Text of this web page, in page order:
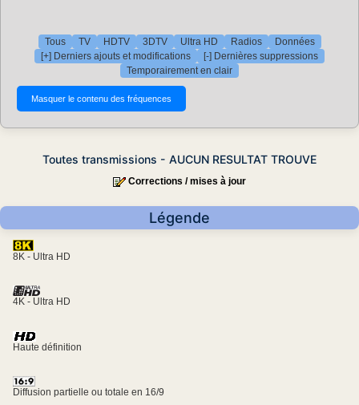
Tous TV HDTV 3DTV Ultra HD Radios
Données
[+] Derniers ajouts et modifications
[-] Dernières suppressions
Temporairement en clair
Toutes transmissions - AUCUN RESULTAT TROUVE
Corrections / mises à jour
Légende
8K - Ultra HD
4K - Ultra HD
Haute définition
Diffusion partielle ou totale en 16/9